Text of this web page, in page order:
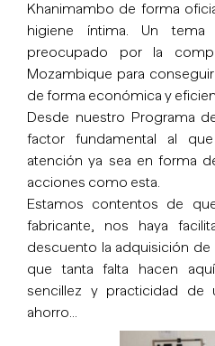
Khanimambo de forma
higiene íntima. Un
preocupado por la
Mozambique para
de forma económica y
Desde nuestro Programa
factor fundamental al
atención ya sea en forma
acciones como esta.
Estamos contentos de
fabricante, nos haya
descuento la adquisición
que tanta falta hacen
sencillez y practicidad de
ahorro…